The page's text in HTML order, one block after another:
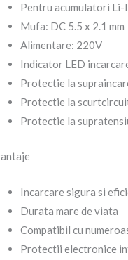
Pentru acumulatori Li-
Mufa: DC 5.5 x 2.1 mm
Alimentare: 220V
Indicator LED
Protectie la
Protectie la
Protectie la
Incarcare sigura si
Durata mare de viata
Compatibil cu
Protectii electronice